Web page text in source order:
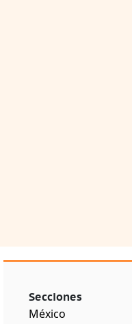
Secciones
México